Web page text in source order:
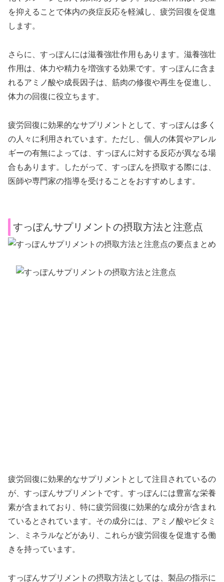
を抑えることで体内の炎症反応を軽減し、疲労回復を促進
します。
さらに、すっぽんには滋養強壮作用もあります。滋養強壮
作用は、体力や精力を増強する効果です。すっぽんに含ま
れるアミノ酸や成長因子は、筋肉の修復や再生を促進し、
体力の回復に役立ちます。
疲労回復に効果的なサプリメントとして、すっぽんは多く
の人々に利用されています。ただし、個人の体質やアレル
ギーの有無によっては、すっぽんに対する反応が異なる場
合もあります。したがって、すっぽんを摂取する際には、
医師や専門家の指導を受けることをおすすめします。
すっぽんサプリメントの摂取方法と注意点
疲労回復に効果的なサプリメントとして注目されているの
が、すっぽんサプリメントです。すっぽんには豊富な栄養
素が含まれており、特に疲労回復に効果的な成分が含まれ
ているとされています。その成分には、アミノ酸やビタミ
ン、ミネラルなどがあり、これらが疲労回復を促進する働
きを持っています。
すっぽんサプリメントの摂取方法としては、製品の指示に